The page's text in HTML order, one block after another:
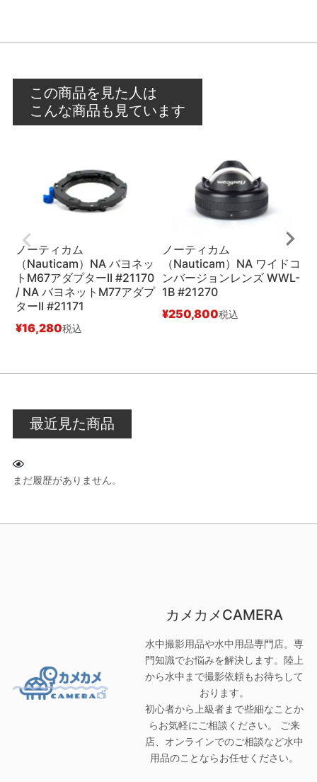
この商品を見た人は
こんな商品も見ています
ノーティカム
（Nauticam）NA バヨネッ
トM67アダプターII #21170
/ NA バヨネットM77アダプ
ターII #21171
¥16,280税込
ノーティカム
（Nauticam）NA ワイドコ
ンバージョンレンズ WWL-
1B #21270
¥250,800税込
最近見た商品
まだ履歴がありません。
カメカメCAMERA
水中撮影用品や水中用品専門店。専
門知識でお悩みを解決します。陸上
から水中まで撮影依頼もお待ちして
おります。
初心者から上級者まで些細なことか
らお気軽にご相談ください。 ご来
店、オンラインでのご相談など水中
用品のことならお任せください。